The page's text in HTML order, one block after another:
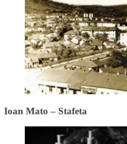
Ioan Mato – Stafeta